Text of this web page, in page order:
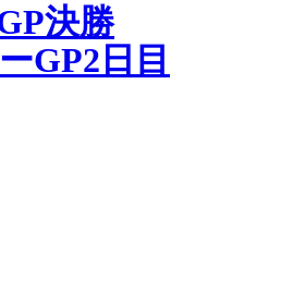
決勝
GP2日目